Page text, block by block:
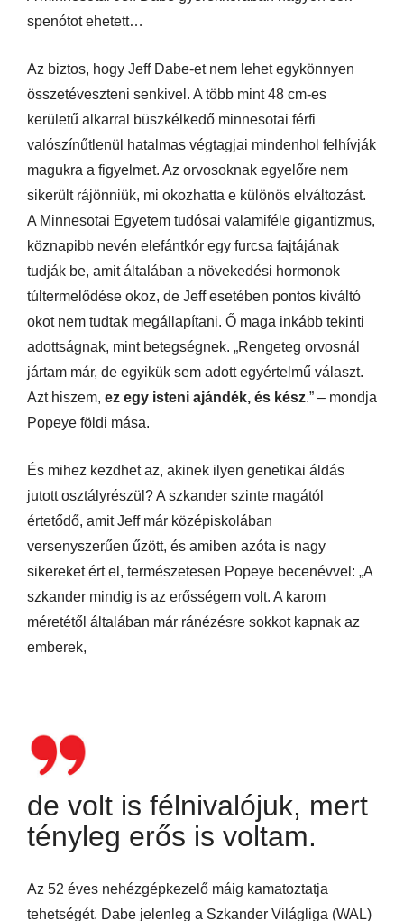
spenótot ehetett…
Az biztos, hogy Jeff Dabe-et nem lehet egykönnyen
összetéveszteni senkivel. A több mint 48 cm-es
kerületű alkarral büszkélkedő minnesotai férfi
valószínűtlenül hatalmas végtagjai mindenhol felhívják
magukra a figyelmet. Az orvosoknak egyelőre nem
sikerült rájönniük, mi okozhatta e különös elváltozást.
A Minnesotai Egyetem tudósai valamiféle gigantizmus,
köznapibb nevén elefántkór egy furcsa fajtájának
tudják be, amit általában a növekedési hormonok
túltermelődése okoz, de Jeff esetében pontos kiváltó
okot nem tudtak megállapítani. Ő maga inkább tekinti
adottságnak, mint betegségnek. „Rengeteg orvosnál
jártam már, de egyikük sem adott egyértelmű választ.
Azt hiszem, ez egy isteni ajándék, és kész.” – mondja
Popeye földi mása.
És mihez kezdhet az, akinek ilyen genetikai áldás
jutott osztályrészül? A szkander szinte magától
értetődő, amit Jeff már középiskolában
versenyszerűen űzött, és amiben azóta is nagy
sikereket ért el, természetesen Popeye becenévvel: „A
szkander mindig is az erősségem volt. A karom
méretétől általában már ránézésre sokkot kapnak az
emberek,
de volt is félnivalójuk, mert
tényleg erős is voltam.
Az 52 éves nehézgépkezelő máig kamatoztatja
tehetségét. Dabe jelenleg a Szkander Világliga (WAL)